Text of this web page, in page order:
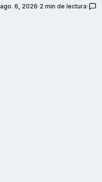
ago. 6, 2026 2 min de lectura